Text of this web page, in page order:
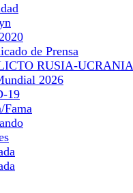
de Prensa
RUSIA-UCRANIA
2026
19
Fama